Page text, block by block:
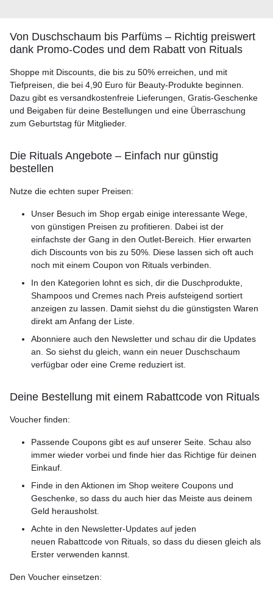
Von Duschschaum bis Parfüms – Richtig preiswert
dank Promo-Codes und dem Rabatt von Rituals
Shoppe mit Discounts, die bis zu 50% erreichen, und mit
Tiefpreisen, die bei 4,90 Euro für Beauty-Produkte beginnen.
Dazu gibt es versandkostenfreie Lieferungen, Gratis-Geschenke
und Beigaben für deine Bestellungen und eine Überraschung
zum Geburtstag für Mitglieder.
Die Rituals Angebote – Einfach nur günstig
bestellen
Nutze die echten super Preisen:
Unser Besuch im Shop ergab einige interessante Wege,
von günstigen Preisen zu profitieren. Dabei ist der
einfachste der Gang in den Outlet-Bereich. Hier erwarten
dich Discounts von bis zu 50%. Diese lassen sich oft auch
noch mit einem Coupon von Rituals verbinden.
In den Kategorien lohnt es sich, dir die Duschprodukte,
Shampoos und Cremes nach Preis aufsteigend sortiert
anzeigen zu lassen. Damit siehst du die günstigsten Waren
direkt am Anfang der Liste.
Abonniere auch den Newsletter und schau dir die Updates
an. So siehst du gleich, wann ein neuer Duschschaum
verfügbar oder eine Creme reduziert ist.
Deine Bestellung mit einem Rabattcode von Rituals
Voucher finden:
Passende Coupons gibt es auf unserer Seite. Schau also
immer wieder vorbei und finde hier das Richtige für deinen
Einkauf.
Finde in den Aktionen im Shop weitere Coupons und
Geschenke, so dass du auch hier das Meiste aus deinem
Geld herausholst.
Achte in den Newsletter-Updates auf jeden
neuen Rabattcode von Rituals, so dass du diesen gleich als
Erster verwenden kannst.
Den Voucher einsetzen: